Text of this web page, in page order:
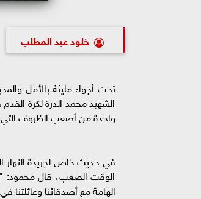
خلود عبد المطلب
تحت أجواء مليئة بالأمل
الشهيد محمد الدرة لكرة
واحدة من أصعب الظروف التي
في حديث خاص لجريدة النهار
الوقت الصعب، قال محمود:
الهامة مع أصدقائنا